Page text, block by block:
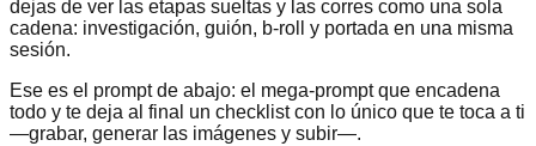
dejas de ver las etapas sueltas y las corres como una sola
cadena: investigación, guión, b-roll y portada en una misma
sesión.
Ese es el prompt de abajo: el mega-prompt que encadena
todo y te deja al final un checklist con lo único que te toca a ti
—grabar, generar las imágenes y subir—.